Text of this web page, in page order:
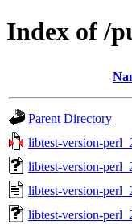
Index of /
Parent Directory
libtest-version-
libtest-version-
libtest-version-
libtest-version-